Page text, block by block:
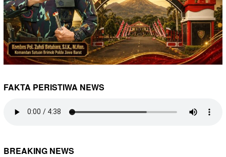
FAKTA PERISTIWA NEWS
BREAKING NEWS